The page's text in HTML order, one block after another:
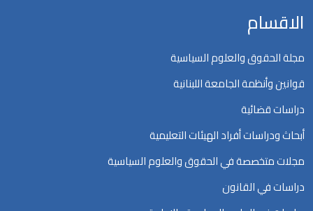
الاقسام
مجلة الحقوق والعلوم السياسية
قوانين وأنظمة الجامعة اللبنانية
دراسات قضائية
أبحاث ودراسات أفراد الهيئات التعليمية
مجلات متخصصة في الحقوق والعلوم السياسية
دراسات في القانون